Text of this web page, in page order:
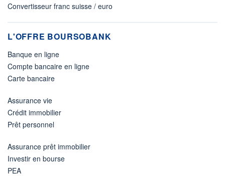
Convertisseur franc suisse / euro
L'OFFRE BOURSOBANK
Banque en ligne
Compte bancaire en ligne
Carte bancaire
Assurance vie
Crédit immobilier
Prêt personnel
Assurance prêt immobilier
Investir en bourse
PEA